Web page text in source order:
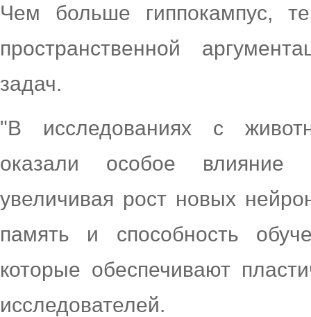
Чем больше гиппокампус,
пространственной
задач.
"В исследованиях с
оказали особое влияние
увеличивая рост новых
память и способность
которые обеспечивают
исследователей.